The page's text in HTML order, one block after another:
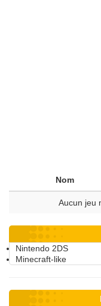
Nom
Aucun jeu
Nintendo 2DS
Minecraft-like